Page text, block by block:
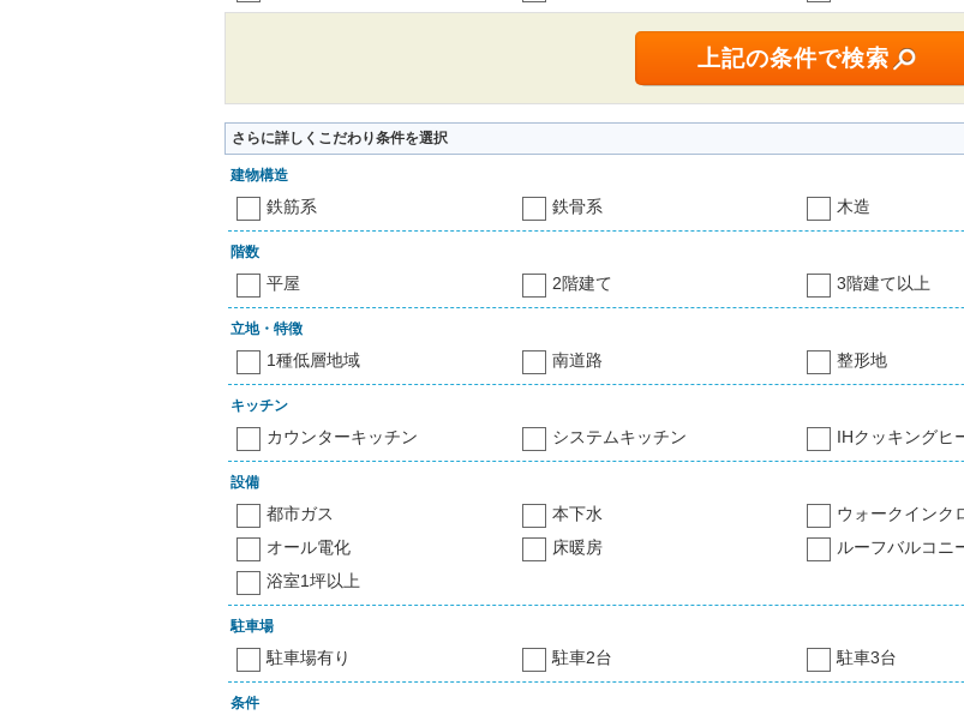
さらに詳しくこだわり条件を選択
建物構造
鉄筋系 鉄骨系 木造
階数
平屋 2階建て 3階建て以上
立地・特徴
1種低層地域 南道路 整形地
キッチン
カウンターキッチン システムキッチン IHクッキングヒ
設備
都市ガス 本下水 ウォークインク
オール電化
床暖房 ルーフバルコニ
浴室1坪以上
駐車場
駐車場有り 駐車2台 駐車3台
条件